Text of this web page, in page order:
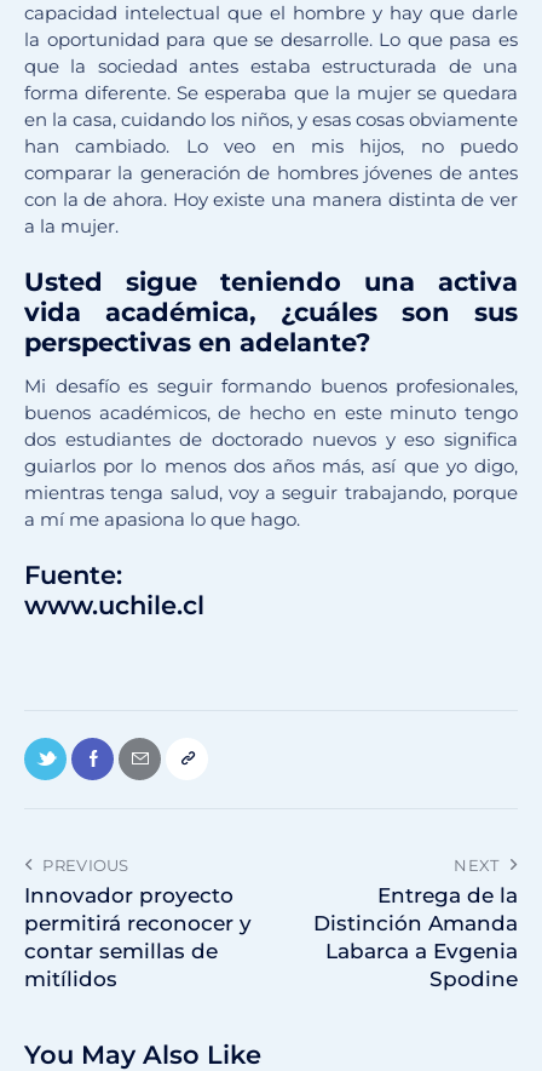
capacidad intelectual que el hombre y hay que darle
la oportunidad para que se desarrolle. Lo que pasa es
que la sociedad antes estaba estructurada de una
forma diferente. Se esperaba que la mujer se quedara
en la casa, cuidando los niños, y esas cosas obviamente
han cambiado. Lo veo en mis hijos, no puedo
comparar la generación de hombres jóvenes de antes
con la de ahora. Hoy existe una manera distinta de ver
a la mujer.
Usted sigue teniendo una activa
vida académica, ¿cuáles son sus
perspectivas en adelante?
Mi desafío es seguir formando buenos profesionales,
buenos académicos, de hecho en este minuto tengo
dos estudiantes de doctorado nuevos y eso significa
guiarlos por lo menos dos años más, así que yo digo,
mientras tenga salud, voy a seguir trabajando, porque
a mí me apasiona lo que hago.
Fuente:
www.uchile.cl
PREVIOUS
Innovador proyecto
permitirá reconocer y
contar semillas de
mitílidos
NEXT
Entrega de la
Distinción Amanda
Labarca a Evgenia
Spodine
You May Also Like